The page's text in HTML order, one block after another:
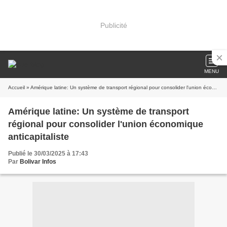
Publicité
MENU
Accueil » Amérique latine: Un système de transport régional pour consolider l'union économique anticapitaliste
Amérique latine: Un système de transport
régional pour consolider l'union économique
anticapitaliste
Publié le 30/03/2025 à 17:43
Par Bolivar Infos